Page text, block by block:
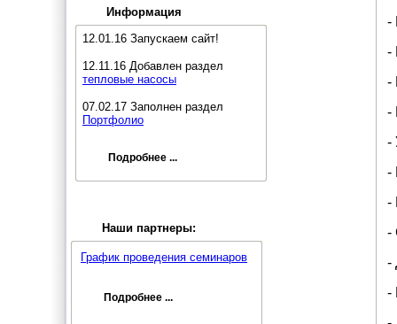
Информация
12.01.16 Запускаем сайт!
12.11.16 Добавлен раздел
тепловые насосы
07.02.17 Заполнен раздел
Портфолио
Подробнее ...
Наши партнеры:
График проведения семинаров
Подробнее ...
-
-
-
-
-
-
-
-
-
-